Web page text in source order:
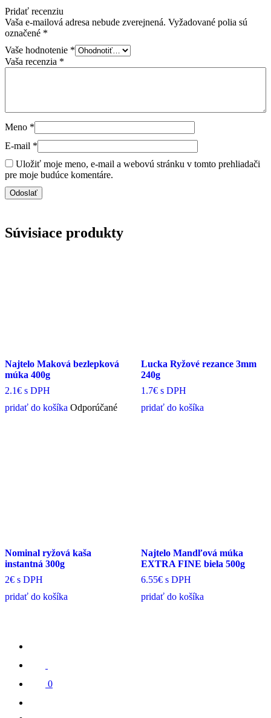
Pridať recenziu
Vaša e-mailová adresa nebude zverejnená. Vyžadované polia sú
označené *
Vaše hodnotenie *
Vaša recenzia *
Meno *
E-mail *
Uložiť moje meno, e-mail a webovú stránku v tomto prehliadači
pre moje budúce komentáre.
Súvisiace produkty
Najtelo Maková bezlepková
múka 400g
2.1€ s DPH
pridať do košíka Odporúčané
Lucka Ryžové rezance 3mm
240g
1.7€ s DPH
pridať do košíka
Nominal ryžová kaša
instantná 300g
2€ s DPH
pridať do košíka
Najtelo Mandľová múka
EXTRA FINE biela 500g
6.55€ s DPH
pridať do košíka
0